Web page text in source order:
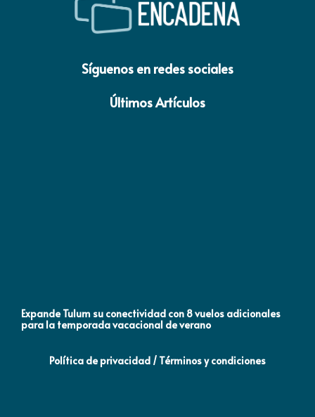
Síguenos en redes sociales
Últimos Artículos
Expande Tulum su conectividad con 8 vuelos adicionales
para la temporada vacacional de verano
Política de privacidad / Términos y condiciones